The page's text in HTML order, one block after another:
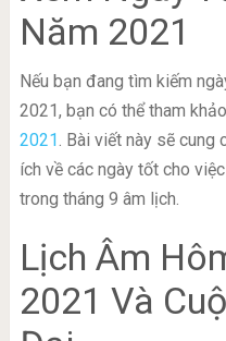
Năm 2021
Nếu bạn đang tìm kiếm
2021, bạn có thể tham khảo
2021 . Bài viết này sẽ
ích về các ngày tốt cho
trong tháng 9 âm lịch.
Lịch Âm
2021 Và